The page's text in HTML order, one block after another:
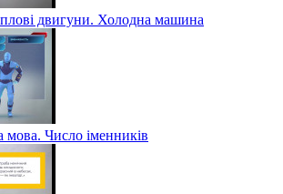
двигуни. Холодна машина
мова. Число іменників